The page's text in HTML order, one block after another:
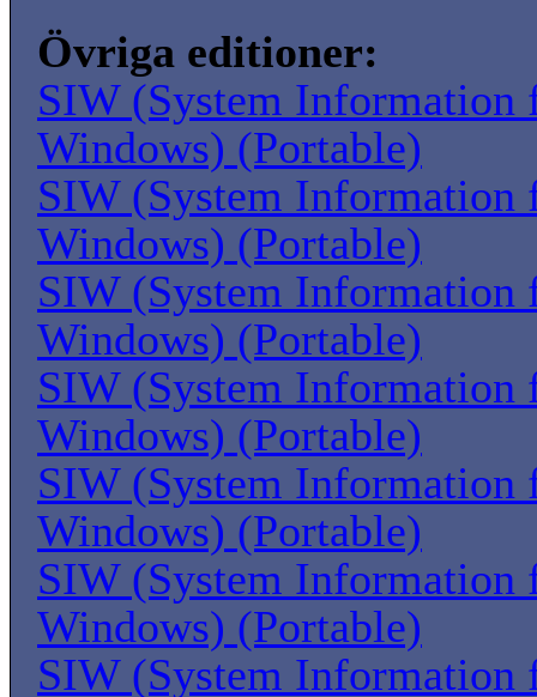
Övriga editioner:
SIW (System Information
Windows) (Portable)
SIW (System Information
Windows) (Portable)
SIW (System Information
Windows) (Portable)
SIW (System Information
Windows) (Portable)
SIW (System Information
Windows) (Portable)
SIW (System Information
Windows) (Portable)
SIW (System Information